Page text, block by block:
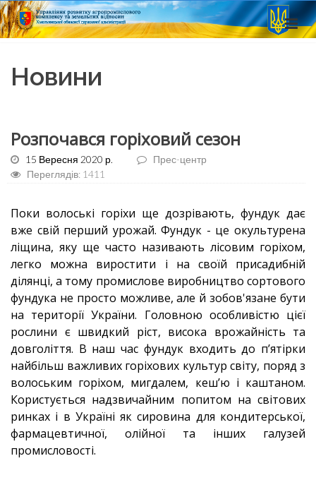
Новини
Розпочався горіховий сезон
15 Вересня 2020 р.
Прес-центр
Переглядів: 1411
Поки волоські горіхи ще дозрівають, фундук дає
вже свій перший урожай. Фундук - це окультурена
ліщина, яку ще часто називають лісовим горіхом,
легко можна виростити і на своїй присадибній
ділянці, а тому промислове виробництво сортового
фундука не просто можливе, але й зобов'язане бути
на території України. Головною особливістю цієї
рослини є швидкий ріст, висока врожайність та
довголіття. В наш час фундук входить до п’ятірки
найбільш важливих горіхових культур світу, поряд з
волоським горіхом, мигдалем, кеш’ю і каштаном.
Користується надзвичайним попитом на світових
ринках і в Україні як сировина для кондитерської,
фармацевтичної, олійної та інших галузей
промисловості.